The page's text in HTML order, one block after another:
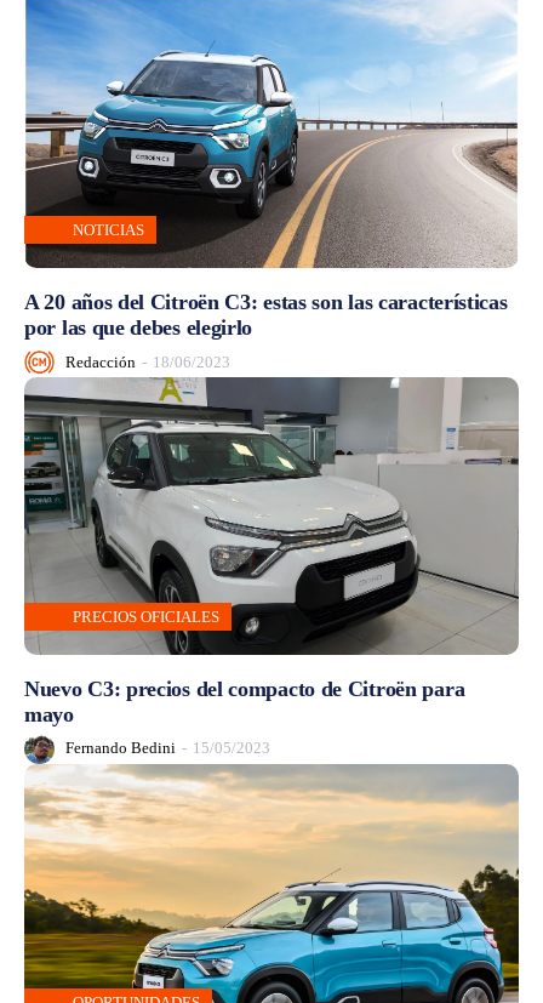
NOTICIAS
A 20 años del Citroën C3: estas son las características
por las que debes elegirlo
Redacción - 18/06/2023
PRECIOS OFICIALES
Nuevo C3: precios del compacto de Citroën para
mayo
Fernando Bedini - 15/05/2023